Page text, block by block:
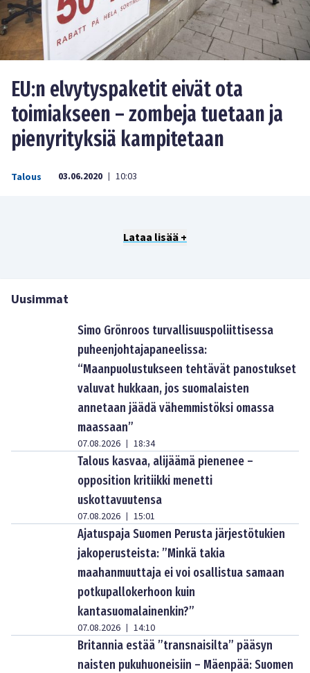
EU:n elvytyspaketit eivät ota
toimiakseen – zombeja tuetaan ja
pienyrityksiä kampitetaan
Talous 03.06.2020 | 10:03
Lataa lisää +
Uusimmat
Simo Grönroos turvallisuuspoliittisessa
puheenjohtajapaneelissa:
“Maanpuolustukseen tehtävät panostukset
valuvat hukkaan, jos suomalaisten
annetaan jäädä vähemmistöksi omassa
maassaan”
07.08.2026 | 18:34
Talous kasvaa, alijäämä pienenee –
opposition kritiikki menetti
uskottavuutensa
07.08.2026 | 15:01
Ajatuspaja Suomen Perusta järjestötukien
jakoperusteista: ”Minkä takia
maahanmuuttaja ei voi osallistua samaan
potkupallokerhoon kuin
kantasuomalainenkin?”
07.08.2026 | 14:10
Britannia estää ”transnaisilta” pääsyn
naisten pukuhuoneisiin – Mäenpää: Suomen